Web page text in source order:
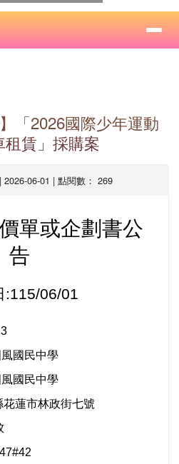
中學
⏸
「2026國際少年運動
賃」採購案
06-01 | 點閱數： 269
單或企劃書公
告
:115/06/01
國民中學
國民中學
花蓮市林政街七號